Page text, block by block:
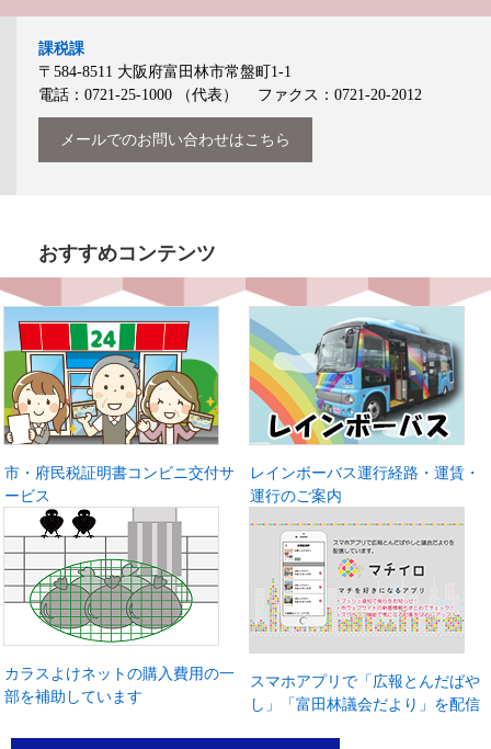
課税課
〒584-8511 大阪府富田林市常盤町1-1
電話：0721-25-1000
（代表） ファクス：0721-20-2012
メールでのお問い合わせはこちら
おすすめコンテンツ
市・府民税証明書コンビニ交付サ
ービス
レインボーバス運行経路・運賃・
運行のご案内
カラスよけネットの購入費用の一
部を補助しています
スマホアプリで「広報とんだばや
し」「富田林議会だより」を配信